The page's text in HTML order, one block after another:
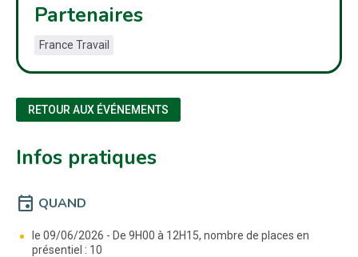
Partenaires
France Travail
RETOUR AUX ÉVÉNEMENTS
Infos pratiques
event QUAND
le 09/06/2026 - De 9H00 à 12H15, nombre de places en
présentiel : 10